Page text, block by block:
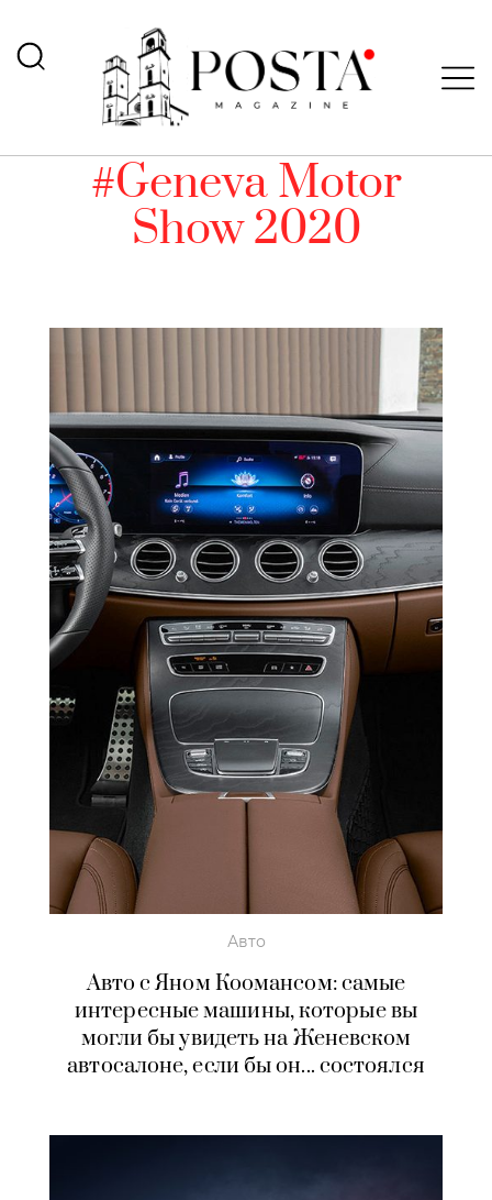
#Geneva Motor
Show 2020
Авто
Авто с Яном Коомансом: самые
интересные машины, которые вы
могли бы увидеть на Женевском
автосалоне, если бы он... состоялся